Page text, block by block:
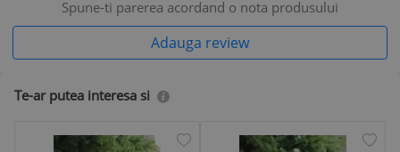
Spune-ti parerea acordand o nota produsului
Adauga review
Te-ar putea interesa si